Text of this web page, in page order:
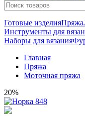
Готовые изделияПряжа
Инструменты для
Наборы для вязания
Главная
Пряжа
Моточная пряжа
20%